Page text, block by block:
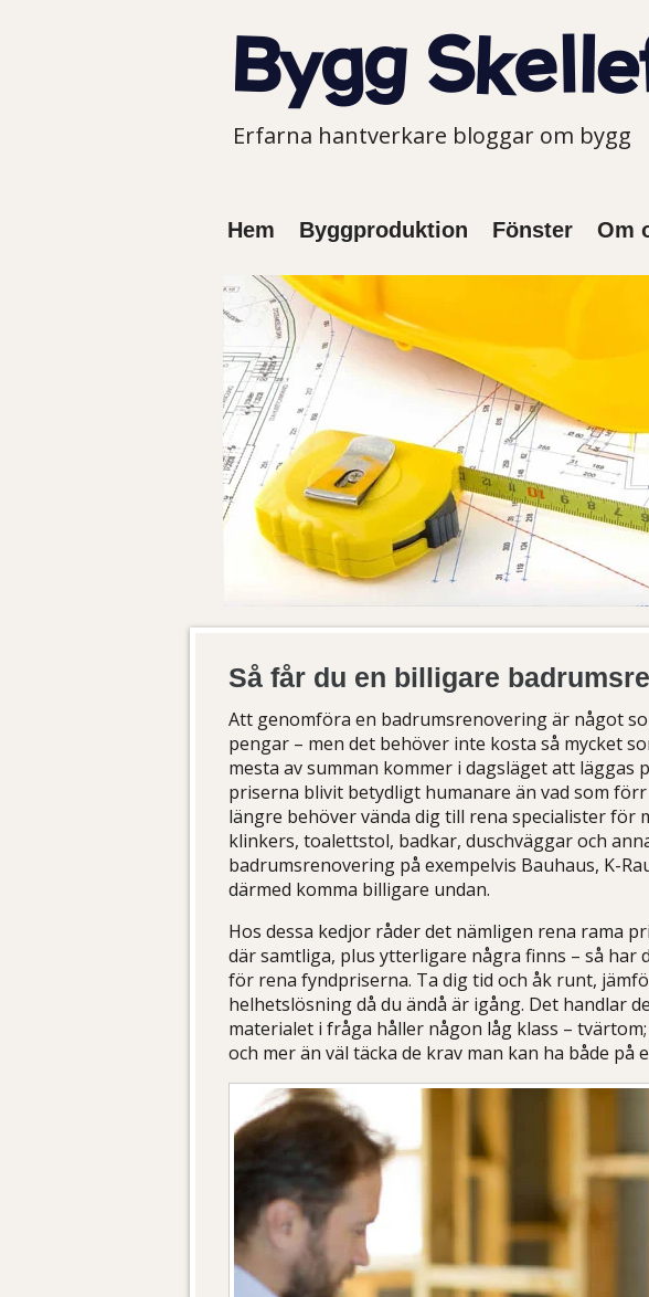
Erfarna hantverkare bloggar om bygg
Hem Byggproduktion Fönster Om
Så får du en billigare
Att genomföra en badrumsrenovering är något
pengar – men det behöver inte kosta så mycket
mesta av summan kommer i dagsläget att läggas
priserna blivit betydligt humanare än vad som
längre behöver vända dig till rena specialister för
klinkers, toalettstol, badkar, duschväggar och
badrumsrenovering på exempelvis Bauhaus, K-
därmed komma billigare undan.
Hos dessa kedjor råder det nämligen rena rama
där samtliga, plus ytterligare några finns – så
för rena fyndpriserna. Ta dig tid och åk runt,
helhetslösning då du ändå är igång. Det handlar
materialet i fråga håller någon låg klass –
och mer än väl täcka de krav man kan ha både